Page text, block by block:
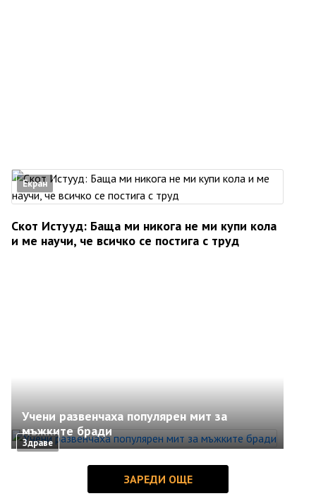
Екран
Скот Истууд: Баща ми никога не ми купи кола
и ме научи, че всичко се постига с труд
Здраве
Учени развенчаха популярен мит за
мъжките бради